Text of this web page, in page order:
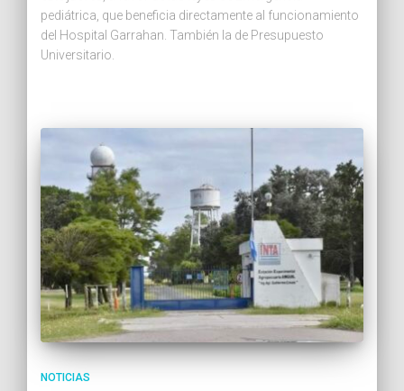
pediátrica, que beneficia directamente al funcionamiento
del Hospital Garrahan. También la de Presupuesto
Universitario.
NOTICIAS